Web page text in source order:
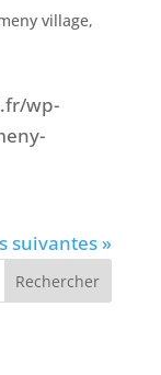
village,
wp-
suivantes »
Rechercher